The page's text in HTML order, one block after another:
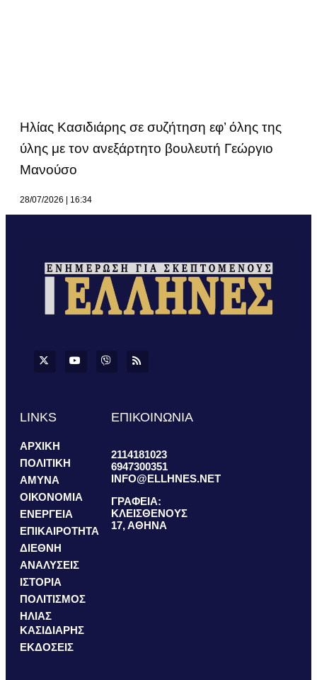
Ηλίας Κασιδιάρης σε συζήτηση εφ’ όλης της
ύλης με τον ανεξάρτητο βουλευτή Γεώργιο
Μανούσο
28/07/2026 16:34
LINKS
ΑΡΧΙΚΗ
ΠΟΛΙΤΙΚΗ
ΑΜΥΝΑ
ΟΙΚΟΝΟΜΙΑ
ΕΝΕΡΓΕΙΑ
ΕΠΙΚΑΙΡΟΤΗΤΑ
ΔΙΕΘΝΗ
ΑΝΑΛΥΣΕΙΣ
ΙΣΤΟΡΙΑ
ΠΟΛΙΤΙΣΜΟΣ
ΗΛΙΑΣ
ΚΑΣΙΔΙΑΡΗΣ
ΕΚΔΟΣΕΙΣ
ΕΠΙΚΟΙΝΩΝΙΑ
2114181023
6947300351
INFO@ELLHNES.NET
ΓΡΑΦΕΙΑ:
ΚΛΕΙΣΘΕΝΟΥΣ
17, ΑΘΗΝΑ